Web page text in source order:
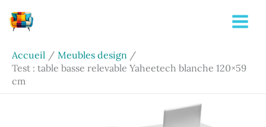
au
Accueil
Meubles design
Test : table basse relevable Yaheetech blanche 120×59
cm
Rechercher